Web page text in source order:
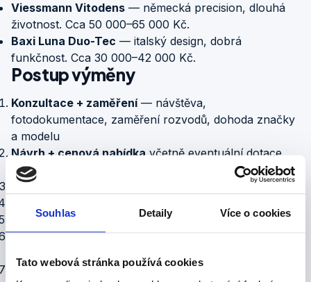
Souhlas Detaily Více o cookies
Tato webová stránka používá cookies
Viessmann Vitodens — německá precision, dlouhá
životnost. Cca 50 000–65 000 Kč.
Baxi Luna Duo-Tec — italský design, dobrá
funkčnost. Cca 30 000–42 000 Kč.
Postup výměny
Konzultace + zaměření— návštěva,
fotodokumentace, zaměření rozvodů, dohoda značky
a modelu
Návrh + cenová nabídka včetně eventuální dotace
NZÚ
Objednávka kotle
(typická dodací lhůta 1–2 týdny)
Demontáž starého kotle— typicky 2–3 hodiny
Příprava místa— kontrola odtoku kondenzátu,
Instalace nového kotle— 4–8 hodin podle modelu